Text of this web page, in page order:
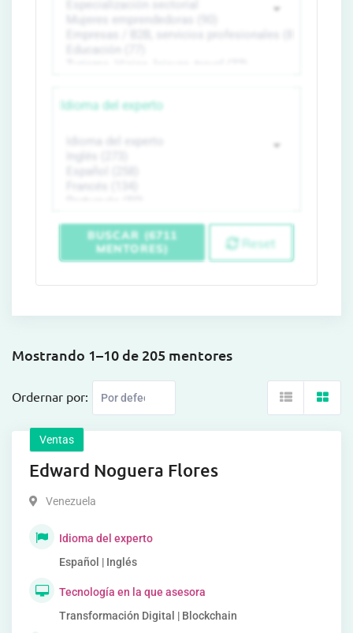
Idioma del experto
BUSCAR (6711
MENTORES)
Reset
Mostrando 1–10 de 205 mentores
Ordernar por:
Ventas
Edward Noguera Flores
Venezuela
Idioma del experto
Español | Inglés
Tecnología en la que asesora
Transformación Digital | Blockchain